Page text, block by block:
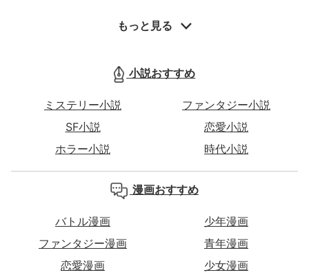
もっと見る
小説おすすめ
ミステリー小説
ファンタジー小説
SF小説
恋愛小説
ホラー小説
時代小説
漫画おすすめ
バトル漫画
少年漫画
ファンタジー漫画
青年漫画
恋愛漫画
少女漫画